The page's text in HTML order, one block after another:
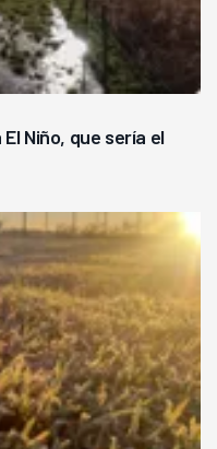
Niño, que sería el